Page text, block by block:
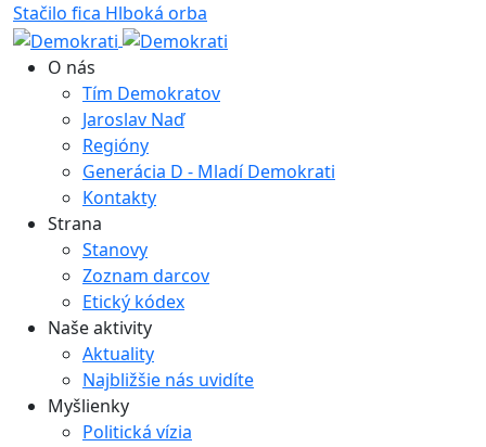
Stačilo fica Hlboká orba
O nás
Tím Demokratov
Jaroslav Naď
Regióny
Generácia D - Mladí Demokrati
Kontakty
Strana
Stanovy
Zoznam darcov
Etický kódex
Naše aktivity
Aktuality
Najbližšie nás uvidíte
Myšlienky
Politická vízia